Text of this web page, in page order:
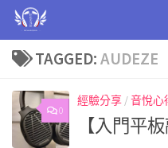
Skip to content
TAGGED:AUDEZE
0
經驗分享 /音悅心
【入門平